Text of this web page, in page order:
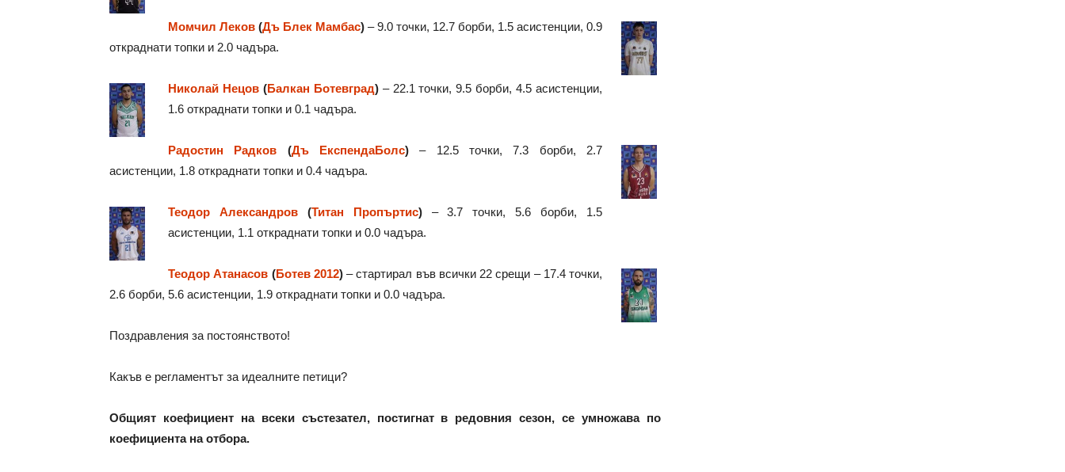
Момчил Леков (Дъ Блек Мамбас) – 9.0 точки, 12.7 борби, 1.5 асистенции, 0.9
откраднати топки и 2.0 чадъра.
Николай Нецов(Балкан Ботевград)– 22.1 точки, 9.5 борби, 4.5 асистенции,
1.6 откраднати топки и 0.1 чадъра.
Радостин Радков (Дъ ЕкспендаБолс) – 12.5 точки, 7.3 борби, 2.7
асистенции, 1.8 откраднати топки и 0.4 чадъра.
Теодор Александров(Титан Пропъртис)– 3.7 точки, 5.6 борби, 1.5
асистенции, 1.1 откраднати топки и 0.0 чадъра.
Теодор Атанасов (Ботев 2012)– стартирал във всички 22 срещи – 17.4 точки,
2.6 борби, 5.6 асистенции, 1.9 откраднати топки и 0.0 чадъра.
Поздравления за постоянството!
Какъв е регламентът за идеалните петици?
Общият коефициент на всеки състезател, постигнат в редовния сезон, се умножава по
коефициента на отбора.